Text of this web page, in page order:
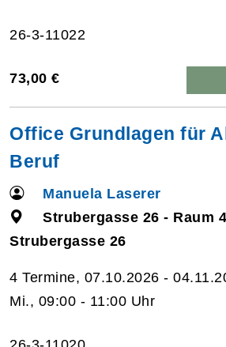
26-3-11022
73,00 €
Office Grundlagen für
Beruf
Manuela Laserer
Strubergasse 26 - Raum
Strubergasse 26
4 Termine, 07.10.2026 -
Mi., 09:00 - 11:00 Uhr